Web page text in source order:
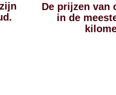
De prijzen van
in de